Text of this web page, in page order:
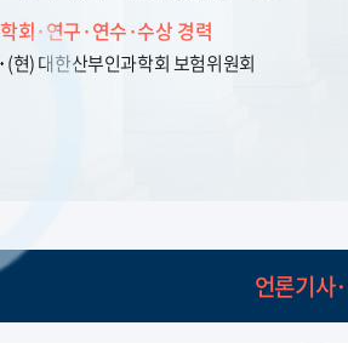
학회·연구·연수·수상 경력
(현) 대한산부인과학회 보험위원회
(현) 한국의료분쟁조정중재원 비상임
언론기사